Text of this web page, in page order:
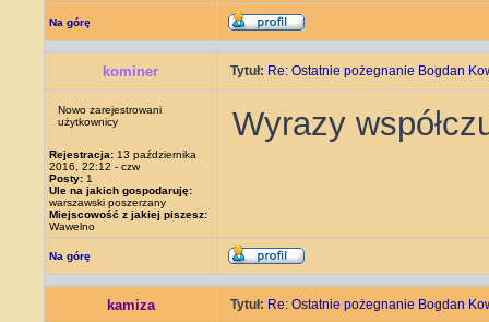
Na górę
kominer Tytuł: Re: Ostatnie pożegnanie Bogdan
Nowo zarejestrowani
użytkownicy
Rejestracja: 13 października
2016, 22:12 - czw
Posty: 1
Ule na jakich gospodaruję:
warszawski poszerzany
Miejscowość z jakiej piszesz:
Wawelno
Wyrazy
Na górę
kamiza Tytuł: Re: Ostatnie pożegnanie Bogdan